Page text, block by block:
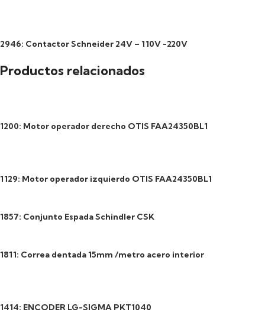
2946: Contactor Schneider 24V – 110V -220V
Productos relacionados
1200: Motor operador derecho OTIS FAA24350BL1
1129: Motor operador izquierdo OTIS FAA24350BL1
1857: Conjunto Espada Schindler CSK
1811: Correa dentada 15mm /metro acero interior
1414: ENCODER LG-SIGMA PKT1040